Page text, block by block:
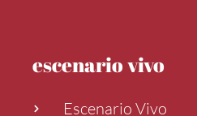
escenario vivo
Escenario Vivo